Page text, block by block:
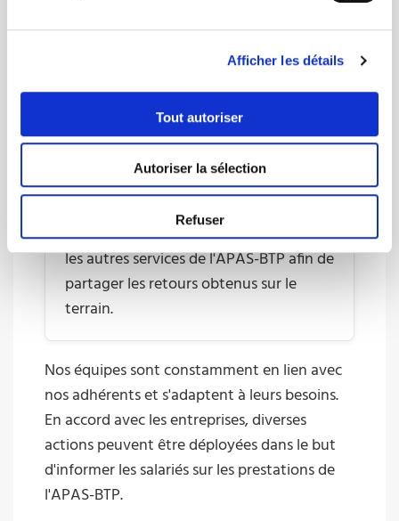
Afficher les détails
Tout autoriser
Autoriser la sélection
Refuser
Evènements sportifs, journées portes
ouvertes au sein des CFA ou encore
Rester à votre écoute
Dans un objectif d'améliorer la qualité
des prestations fournies par notre
association, les chargés de relations
entreprises sont également en lien avec
les autres services de l'APAS-BTP afin de
partager les retours obtenus sur le
terrain.
Nos équipes sont constamment en lien avec
nos adhérents et s'adaptent à leurs besoins.
En accord avec les entreprises, diverses
actions peuvent être déployées dans le but
d'informer les salariés sur les prestations de
l'APAS-BTP.